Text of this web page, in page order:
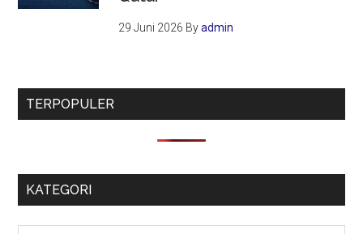
29 Juni 2026 Byadmin
TERPOPULER
KATEGORI